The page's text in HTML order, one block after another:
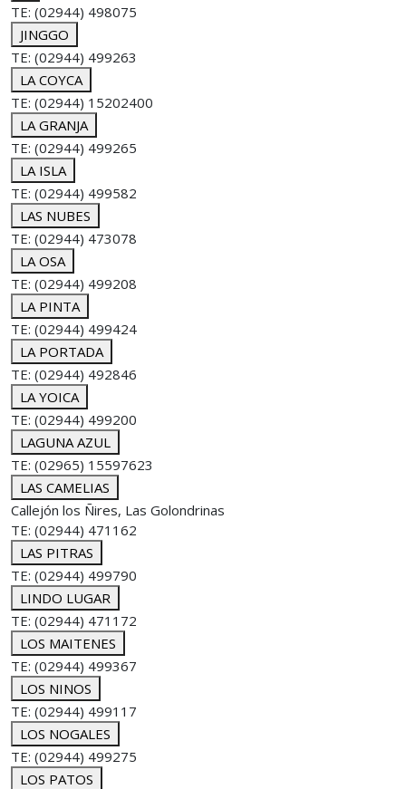
TE: (02944) 498075
JINGGO
TE: (02944) 499263
LA COYCA
TE: (02944) 15202400
LA GRANJA
TE: (02944) 499265
LA ISLA
TE: (02944) 499582
LAS NUBES
TE: (02944) 473078
LA OSA
TE: (02944) 499208
LA PINTA
TE: (02944) 499424
LA PORTADA
TE: (02944) 492846
LA YOICA
TE: (02944) 499200
LAGUNA AZUL
TE: (02965) 15597623
LAS CAMELIAS
Callejón los Ñires, Las Golondrinas
TE: (02944) 471162
LAS PITRAS
TE: (02944) 499790
LINDO LUGAR
TE: (02944) 471172
LOS MAITENES
TE: (02944) 499367
LOS NINOS
TE: (02944) 499117
LOS NOGALES
TE: (02944) 499275
LOS PATOS